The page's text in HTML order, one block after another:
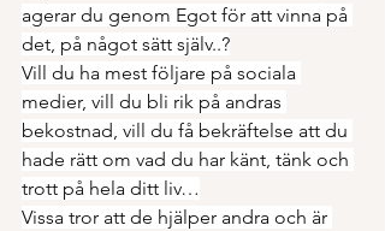
agerar du genom Egot för att vinna på
det, på något sätt själv..?
Vill du ha mest följare på sociala
medier, vill du bli rik på andras
bekostnad, vill du få bekräftelse att du
hade rätt om vad du har känt, tänk och
trott på hela ditt liv…
Vissa tror att de hjälper andra och är